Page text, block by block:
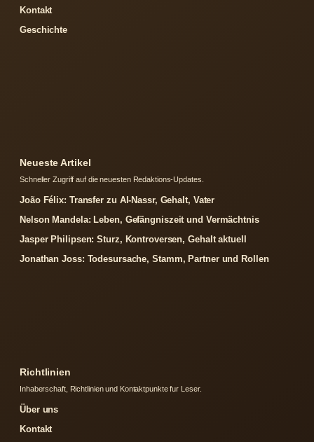
Kontakt
Geschichte
Neueste Artikel
Schneller Zugriff auf die neuesten Redaktions-Updates.
João Félix: Transfer zu Al-Nassr, Gehalt, Vater
Nelson Mandela: Leben, Gefängniszeit und Vermächtnis
Jasper Philipsen: Sturz, Kontroversen, Gehalt aktuell
Jonathan Joss: Todesursache, Stamm, Partner und Rollen
Richtlinien
Inhaberschaft, Richtlinien und Kontaktpunkte fur Leser.
Über uns
Kontakt